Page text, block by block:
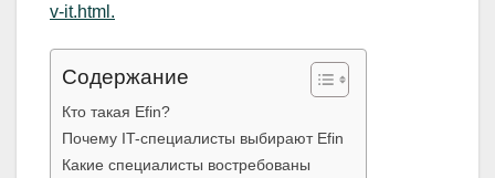
v-it.html.
Содержание
Кто такая Efin?
Почему IT-специалисты выбирают Efin
Какие специалисты востребованы